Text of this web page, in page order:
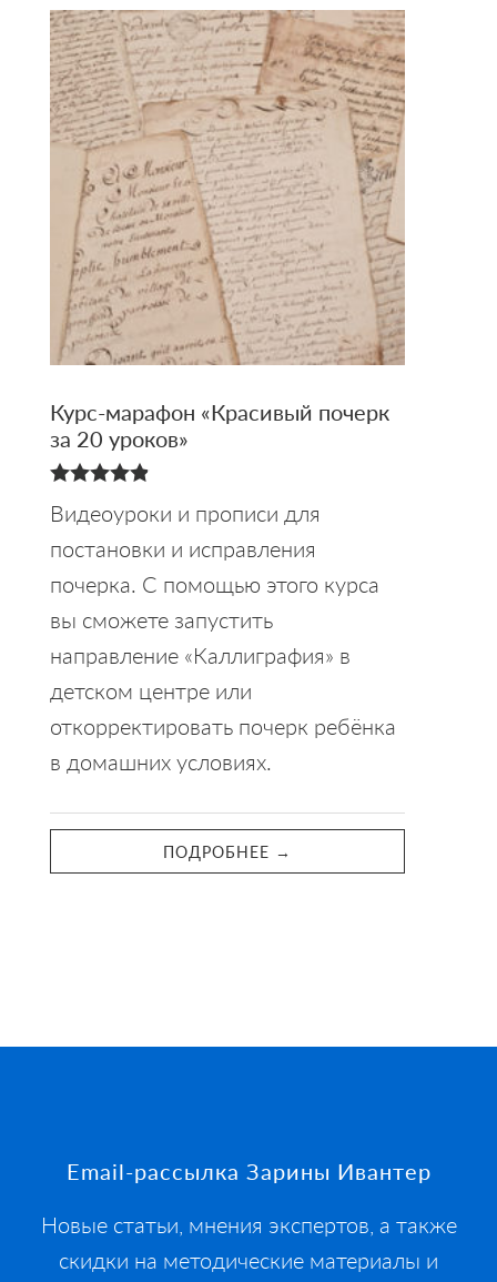
Курс-марафон «Красивый почерк
за 20 уроков»
из 5
Видеоуроки и прописи для
постановки и исправления
почерка. С помощью этого курса
вы сможете запустить
направление «Каллиграфия» в
детском центре или
откорректировать почерк ребёнка
в домашних условиях.
ПОДРОБНЕЕ →
Footer
Email-рассылка Зарины Ивантер
Новые статьи, мнения экспертов, а также
скидки на методические материалы и